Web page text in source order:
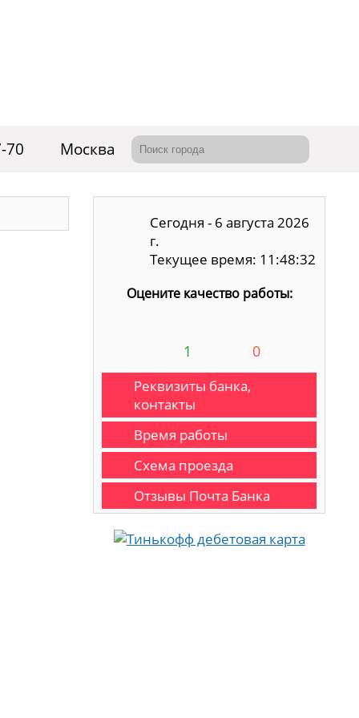
70 Москва
Сегодня - 6 августа 2026
г.
Текущее время: 11:48:33
Оцените качество работы:
1 0
Реквизиты банка,
контакты
Время работы
Схема проезда
Отзывы Почта Банка